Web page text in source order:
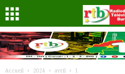
Accueil 2024 avril 1